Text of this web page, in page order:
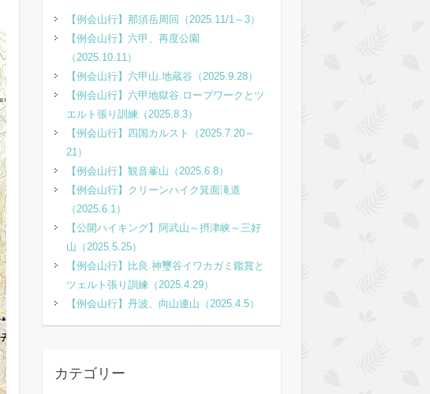
【例会山行】那須岳周回（2025.11/1～3）
【例会山行】六甲、再度公園
（2025.10.11）
【例会山行】六甲山.地蔵谷（2025.9.28）
【例会山行】六甲地獄谷.ロープワークとツ
エルト張り訓練（2025.8.3）
【例会山行】四国カルスト（2025.7.20～
21）
【例会山行】観音峯山（2025.6.8）
【例会山行】クリーンハイク箕面滝道
（2025.6.1）
【公開ハイキング】阿武山～摂津峡～三好
山（2025.5.25）
【例会山行】比良.神璽谷イワカガミ鑑賞と
ツェルト張り訓練（2025.4.29）
【例会山行】丹波、向山連山（2025.4.5）
カテゴリー